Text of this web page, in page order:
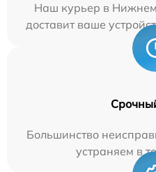
Наш курьер в
доставит ваше
Большинство
устраняем в